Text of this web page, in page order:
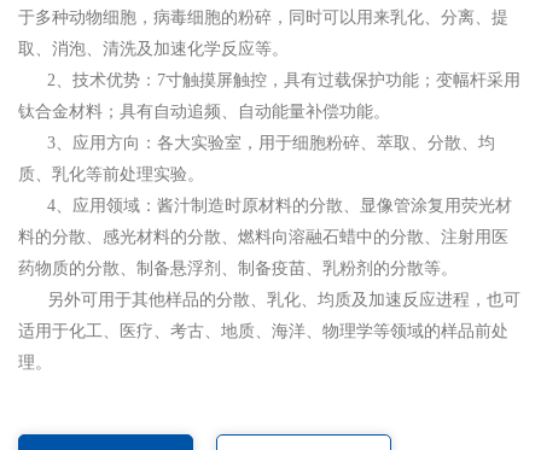
于多种动物细胞，病毒细胞的粉碎，同时可以用来乳化、分离、提
取、消泡、清洗及加速化学反应等。
2、技术优势：7寸触摸屏触控，具有过载保护功能；变幅杆采用
钛合金材料；具有自动追频、自动能量补偿功能。
3、应用方向：各大实验室，用于细胞粉碎、萃取、分散、均
质、乳化等前处理实验。
4、应用领域：酱汁制造时原材料的分散、显像管涂复用荧光材
料的分散、感光材料的分散、燃料向溶融石蜡中的分散、注射用医
药物质的分散、制备悬浮剂、制备疫苗、乳粉剂的分散等。
另外可用于其他样品的分散、乳化、均质及加速反应进程，也可
适用于化工、医疗、考古、地质、海洋、物理学等领域的样品前处
理。